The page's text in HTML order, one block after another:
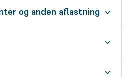
og anden aflastning